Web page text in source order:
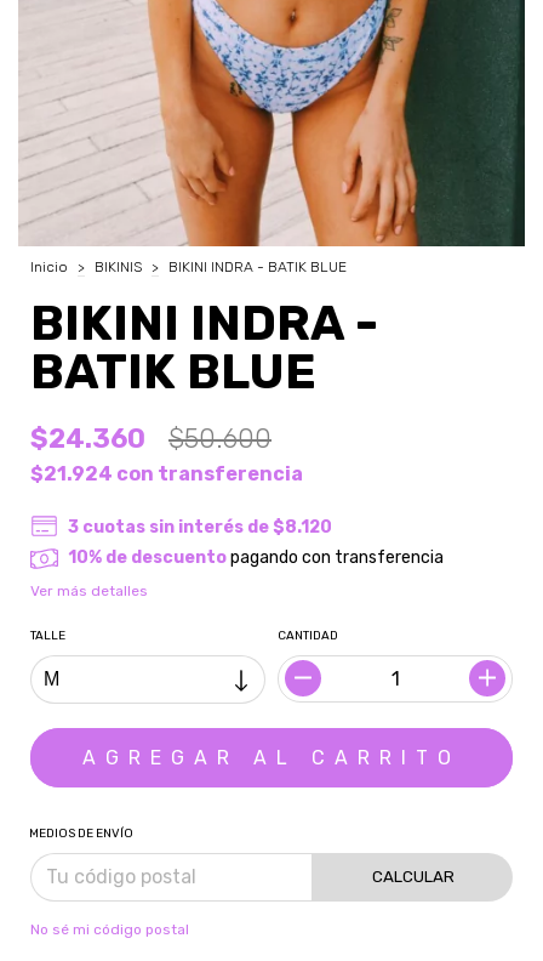
Inicio > BIKINIS > BIKINI INDRA - BATIK BLUE
BIKINI INDRA -
BATIK BLUE
$24.360 $50.600
$21.924 con transferencia
3 cuotas sin interés de$8.120
10% de descuentopagando con transferencia
Ver más detalles
TALLE CANTIDAD
MEDIOS DE ENVÍO
CALCULAR
No sé mi código postal